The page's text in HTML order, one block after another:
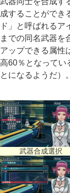
成することができ
ド」と呼ばれるア
までの同名武器を
アップできる属性
高60％となってい
とになるようだ）。
武器合成選択